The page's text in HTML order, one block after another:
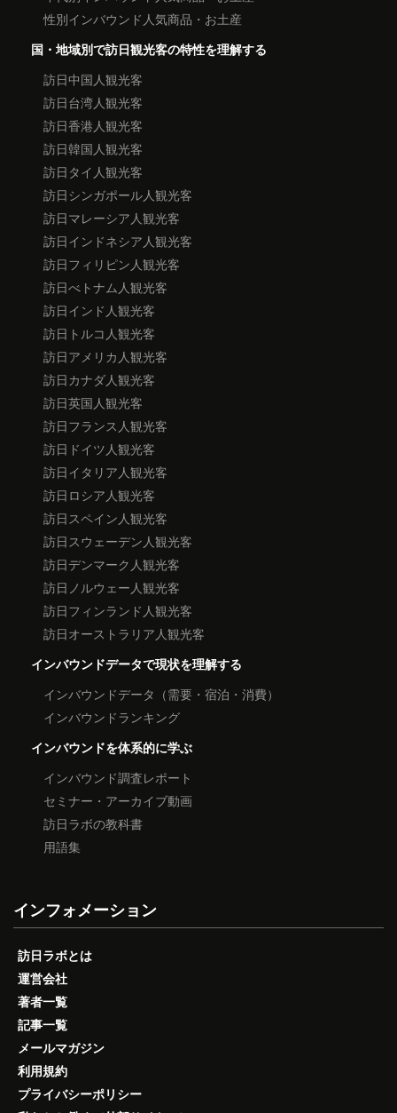
性別インバウンド人気商品・お土産
国・地域別で訪日観光客の特性を理解する
訪日中国人観光客
訪日台湾人観光客
訪日香港人観光客
訪日韓国人観光客
訪日タイ人観光客
訪日シンガポール人観光客
訪日マレーシア人観光客
訪日インドネシア人観光客
訪日フィリピン人観光客
訪日べトナム人観光客
訪日インド人観光客
訪日トルコ人観光客
訪日アメリカ人観光客
訪日カナダ人観光客
訪日英国人観光客
訪日フランス人観光客
訪日ドイツ人観光客
訪日イタリア人観光客
訪日ロシア人観光客
訪日スペイン人観光客
訪日スウェーデン人観光客
訪日デンマーク人観光客
訪日ノルウェー人観光客
訪日フィンランド人観光客
訪日オーストラリア人観光客
インバウンドデータで現状を理解する
インバウンドデータ（需要・宿泊・消費）
インバウンドランキング
インバウンドを体系的に学ぶ
インバウンド調査レポート
セミナー・アーカイブ動画
訪日ラボの教科書
用語集
インフォメーション
訪日ラボとは
運営会社
著者一覧
記事一覧
メールマガジン
利用規約
プライバシーポリシー